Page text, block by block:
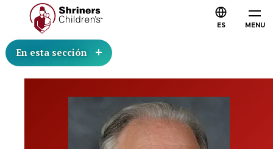
MENU
ES
En esta sección